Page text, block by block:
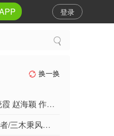
登录
换一换
《情系广平》 作词:周晓霞 赵海颖 作曲:毕泗其
易经浅解 （六十一）作者/三木秉风（周凤森）